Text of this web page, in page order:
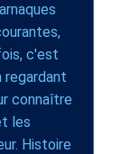
c'est
regardant
connaître
les
Histoire